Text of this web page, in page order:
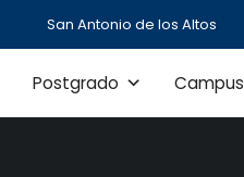
San Antonio de los Altos
Postgrado Campus